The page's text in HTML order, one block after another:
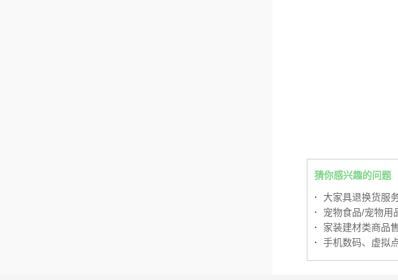
猜你感兴趣的问题
·
大家具退换货服
·
宠物食品/宠物用
·
家装建材类商品
·
手机数码、虚拟